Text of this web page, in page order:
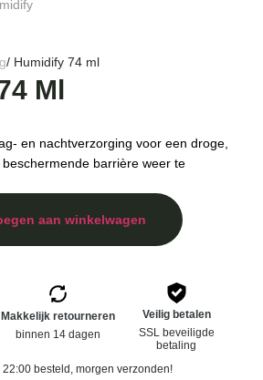
/ Humidify 74 ml
Ml
en nachtverzorging voor een droge,
barrière weer te
aan winkelwagen
Makkelijk retourneren
binnen 14 dagen
Veilig betalen
SSL beveiligde
betaling
22:00 besteld, morgen verzonden!